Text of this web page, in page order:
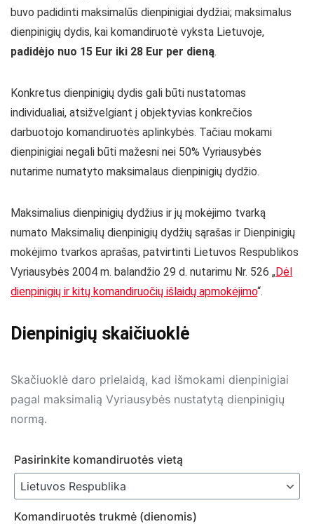
buvo padidinti maksimalūs dienpinigiai dydžiai; maksimalus
dienpinigių dydis, kai komandiruotė vyksta Lietuvoje,
padidėjo nuo 15 Eur iki 28 Eur per dieną.
Konkretus dienpinigių dydis gali būti nustatomas
individualiai, atsižvelgiant į objektyvias konkrečios
darbuotojo komandiruotės aplinkybės. Tačiau mokami
dienpinigiai negali būti mažesni nei 50% Vyriausybės
nutarime numatyto maksimalaus dienpinigių dydžio.
Maksimalius dienpinigių dydžius ir jų mokėjimo tvarką
numato Maksimalių dienpinigių dydžių sąrašas ir Dienpinigių
mokėjimo tvarkos aprašas, patvirtinti Lietuvos Respublikos
Vyriausybės 2004 m. balandžio 29 d. nutarimu Nr. 526 „Dėl
dienpinigių ir kitų komandiruočių išlaidų apmokėjimo“.
Dienpinigių skaičiuoklė
Skačiuoklė daro prielaidą, kad išmokami dienpinigiai
pagal maksimalią Vyriausybės nustatytą dienpinigių
normą.
Pasirinkite komandiruotės vietą
Komandiruotės trukmė (dienomis)